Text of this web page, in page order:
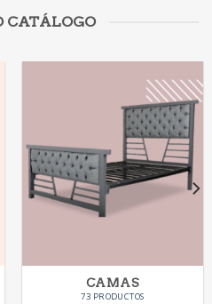
CATÁLOGO
CAMAS
73 PRODUCTOS